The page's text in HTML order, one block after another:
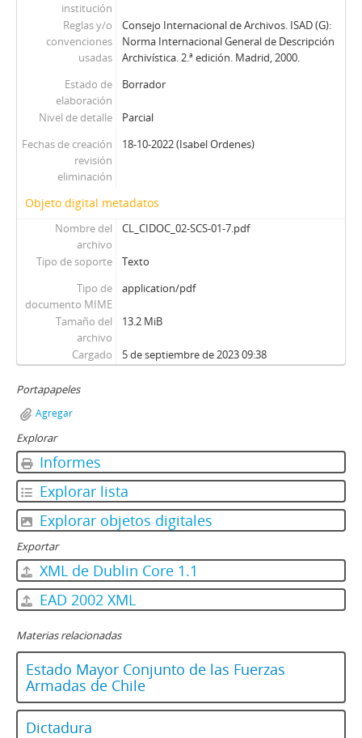
institución
Reglas y/o
convenciones
usadas
Consejo Internacional de Archivos. ISAD (G):
Norma Internacional General de Descripción
Archivística. 2.ª edición. Madrid, 2000.
Estado de
elaboración
Borrador
Nivel de detalle
Parcial
Fechas de creación
revisión
eliminación
18-10-2022 (Isabel Ordenes)
Objeto digital metadatos
Nombre del
archivo
CL_CIDOC_02-SCS-01-7.pdf
Tipo de soporte
Texto
Tipo de
documento MIME
application/pdf
Tamaño del
archivo
13.2 MiB
Cargado 5 de septiembre de 2023 09:38
Portapapeles
Agregar
Explorar
Informes
Explorar lista
Explorar objetos digitales
Exportar
XML de Dublin Core 1.1
EAD 2002 XML
Materias relacionadas
Estado Mayor Conjunto de las Fuerzas
Armadas de Chile
Dictadura